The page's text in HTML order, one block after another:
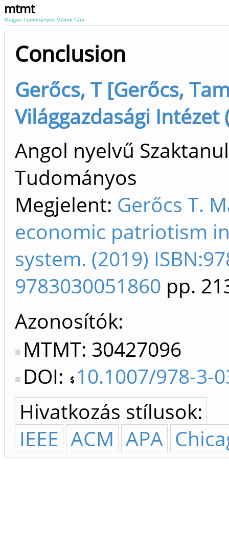
mtmt
Magyar Tudományos Művek Tára
Conclusion
Gerőcs, T [Gerőcs,
Világgazdasági Intézet
Angol nyelvű
Tudományos
Megjelent: Gerőcs T.
economic patriotism
system. (2019)
9783030051860 pp.
Azonosítók
MTMT: 30427096
DOI: 10.1007/978-3-
Hivatkozás stílusok:
IEEE ACM APA